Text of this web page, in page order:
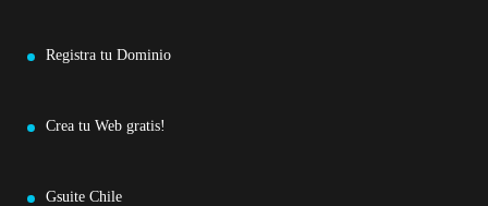
Registra tu Dominio
Crea tu Web gratis!
Gsuite Chile